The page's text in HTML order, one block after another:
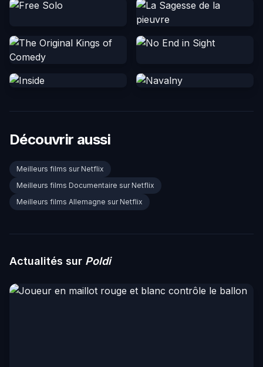
Découvrir aussi
Meilleurs films sur Netflix
Meilleurs films Documentaire sur Netflix
Meilleurs films Allemagne sur Netflix
Actualités sur Poldi